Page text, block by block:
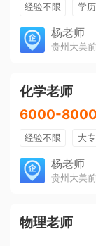
经验不限 学
带薪年假
年终
包住宿
环境好
杨老师
化学老师
6000-
经验不限 大专
年终奖
公费旅
环境好
双休
杨老师
物理老师